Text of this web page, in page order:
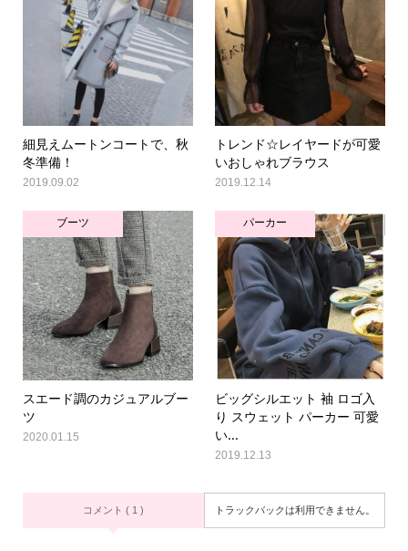
細見えムートンコートで、秋
冬準備！
2019.09.02
トレンド☆レイヤードが可愛
いおしゃれブラウス
2019.12.14
ブーツ
スエード調のカジュアルブー
ツ
2020.01.15
パーカー
ビッグシルエット 袖 ロゴ入
り スウェット パーカー 可愛
い...
2019.12.13
コメント ( 1 ) トラックバックは利用できません。